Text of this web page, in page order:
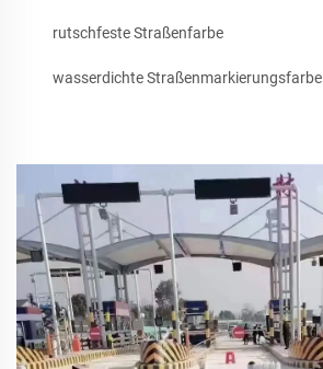
rutschfeste Straßenfarbe
wasserdichte Straßenmarkierungsfarbe